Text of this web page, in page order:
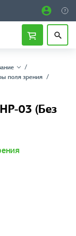
округ
поля зрения
03 (Без